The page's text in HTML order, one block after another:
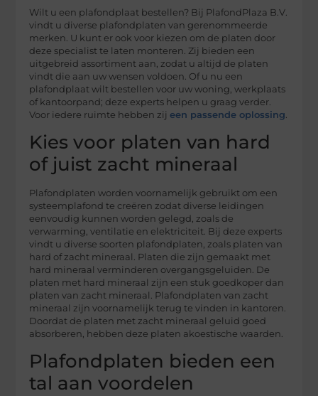
Wilt u een plafondplaat bestellen? Bij PlafondPlaza B.V.
vindt u diverse plafondplaten van gerenommeerde
merken. U kunt er ook voor kiezen om de platen door
deze specialist te laten monteren. Zij bieden een
uitgebreid assortiment aan, zodat u altijd de platen
vindt die aan uw wensen voldoen. Of u nu een
plafondplaat wilt bestellen voor uw woning, werkplaats
of kantoorpand; deze experts helpen u graag verder.
Voor iedere ruimte hebben zijeen passende oplossing
Kies voor platen van hard
of juist zacht mineraal
Plafondplaten worden voornamelijk gebruikt om een
systeemplafond te creëren zodat diverse leidingen
eenvoudig kunnen worden gelegd, zoals de
verwarming, ventilatie en elektriciteit. Bij deze experts
vindt u diverse soorten plafondplaten, zoals platen van
hard of zacht mineraal. Platen die zijn gemaakt met
hard mineraal verminderen overgangsgeluiden. De
platen met hard mineraal zijn een stuk goedkoper dan
platen van zacht mineraal. Plafondplaten van zacht
mineraal zijn voornamelijk terug te vinden in kantoren.
Doordat de platen met zacht mineraal geluid goed
absorberen, hebben deze platen akoestische waarden.
Plafondplaten bieden een
tal aan voordelen